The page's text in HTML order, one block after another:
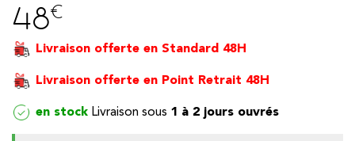
48€
Livraison offerte en Standard 48H
Livraison offerte en Point Retrait 48H
en stock 1 à 2 jours ouvrés